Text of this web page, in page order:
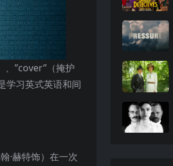
、”cover”（掩护
学习英式英语和间
·赫特饰）在一次